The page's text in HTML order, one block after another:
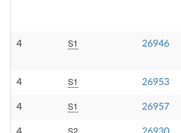
4 S1 26946
4 S1 26953
4 S1 26957
S2